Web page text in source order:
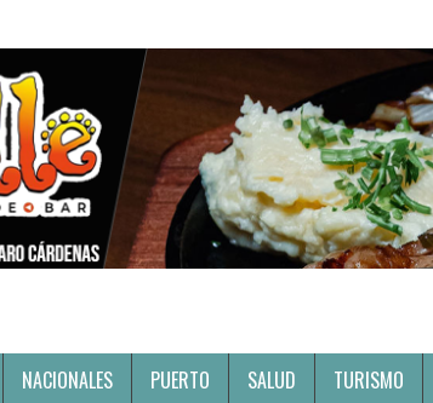
NACIONALES PUERTO SALUD TURISMO